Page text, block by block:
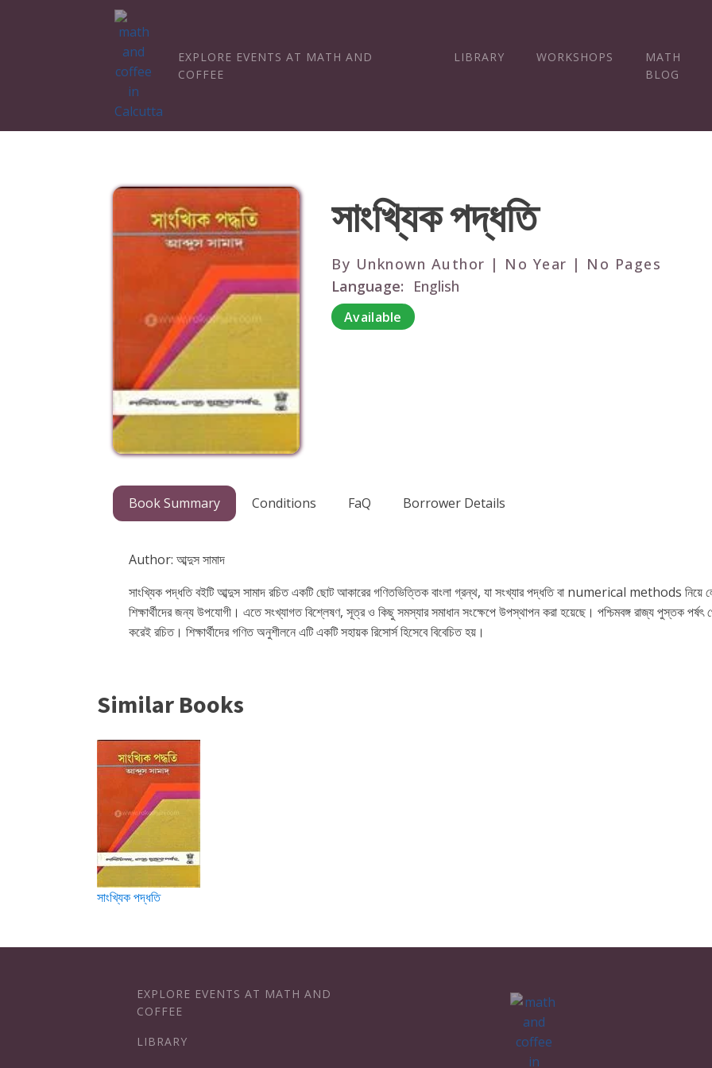
EXPLORE EVENTS AT MATH AND
COFFEE
LIBRARY WORKSHOPS
MATH
BLOG
সাংখ্যিক পদ্ধতি
By Unknown Author | No Year | No Pages
Language:
English
Available
Book Summary Conditions FaQ Borrower Details
Author: আব্দুস সামাদ
সাংখ্যিক পদ্ধতি বইটি আব্দুস সামাদ রচিত একটি ছোট আকারের গণিতভিত্তিক বাংলা গ্রন্থ, যা সংখ্যার পদ্ধতি বা numerical methods নিয়ে
শিক্ষার্থীদের জন্য উপযোগী। এতে সংখ্যাগত বিশ্লেষণ, সূত্র ও কিছু সমস্যার সমাধান সংক্ষেপে উপস্থাপন করা হয়েছে। পশ্চিমবঙ্গ রাজ্য পুস্তক
করেই রচিত। শিক্ষার্থীদের গণিত অনুশীলনে এটি একটি সহায়ক রিসোর্স হিসেবে বিবেচিত হয়।
Similar Books
সাংখ্যিক পদ্ধতি
EXPLORE EVENTS AT MATH AND
COFFEE
LIBRARY